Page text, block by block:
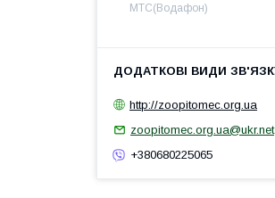
МТС(Водафон)
http://zoopitomec.org.ua
zoopitomec.org.ua@ukr.net
+380680225065